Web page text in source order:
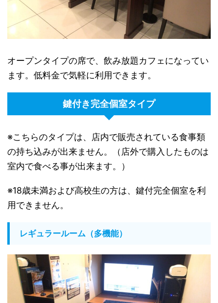
オープンタイプの席で、飲み放題カフェになってい
ます。低料金で気軽に利用できます。
鍵付き完全個室タイプ
※こちらのタイプは、店内で販売されている食事類
の持ち込みが出来ません。（店外で購入したものは
室内で食べる事が出来ます。）
※18歳未満および高校生の方は、鍵付完全個室を利
用できません。
レギュラールーム（多機能）